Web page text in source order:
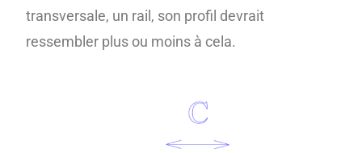
transversale, un rail, son profil devrait
ressembler plus ou moins à cela.